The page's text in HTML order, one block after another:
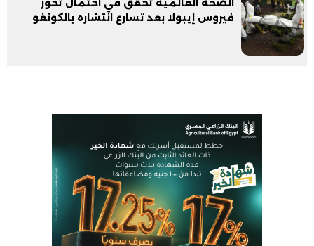
الصحة العالمية تحقق في احتمال تحور
فيروس إيبولا بعد تسارع انتشاره بالكونغو